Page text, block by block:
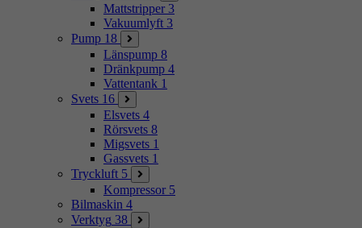
Mattstripper 3
Vakuumlyft 3
Pump 18
Länspump 8
Dränkpump 4
Vattentank 1
Svets 16
Elsvets 4
Rörsvets 8
Migsvets 1
Gassvets 1
Tryckluft 5
Kompressor 5
Bilmaskin 4
Verktyg 38